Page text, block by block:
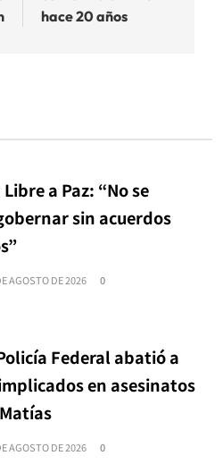
hace 20 años
a Paz: “No se
sin acuerdos
AGOSTO DE 2026 0
Federal abatió a
en asesinatos
AGOSTO DE 2026 0